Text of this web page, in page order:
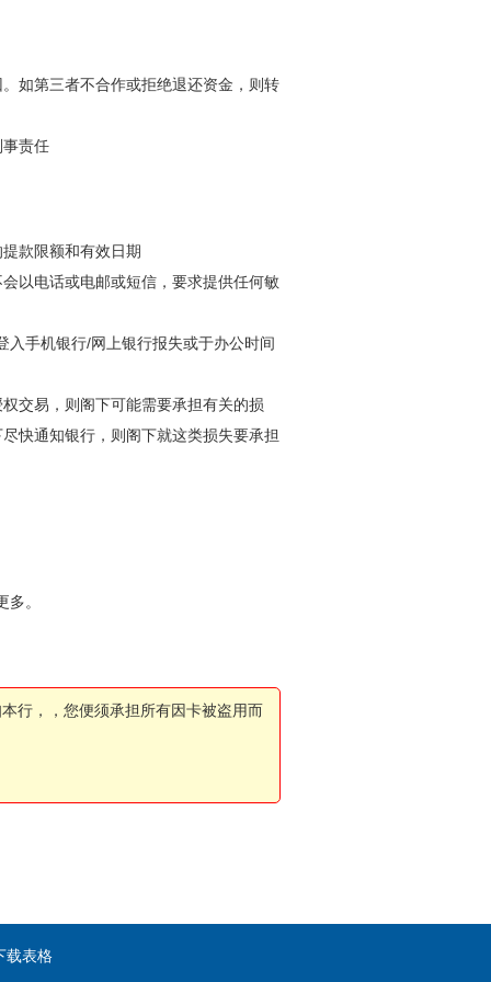
如第三者不合作或拒绝退还资金，则转
责任
款限额和有效日期
以电话或电邮或短信，要求提供任何敏
入手机银行/网上银行报失或于办公时间
交易，则阁下可能需要承担有关的损
快通知银行，则阁下就这类损失要承担
多。
行，，您便须承担所有因卡被盗用而
载表格